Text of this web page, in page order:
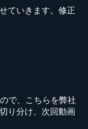
ていきます。修正
で、こちらを弊社
り分け、次回動画